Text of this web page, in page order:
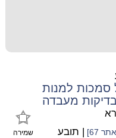
סמכות למנות
מעבדה
שמירה 67] | תובע